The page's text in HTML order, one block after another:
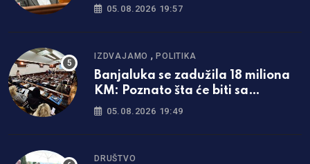
05.08.2026 19:57
IZDVAJAMO ,POLITIKA
Banjaluka se zadužila 18 miliona
KM: Poznato šta će biti sa
naplatom parkinga
05.08.2026 19:49
DRUŠTVO